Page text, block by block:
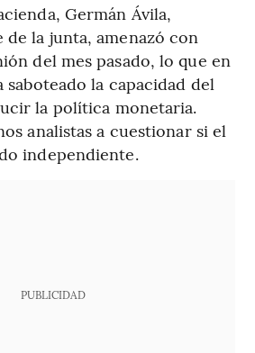
Germán Ávila,
la junta, amenazó con
del mes pasado, lo que en
la capacidad del
la política monetaria.
analistas a cuestionar si el
independiente.
PUBLICIDAD